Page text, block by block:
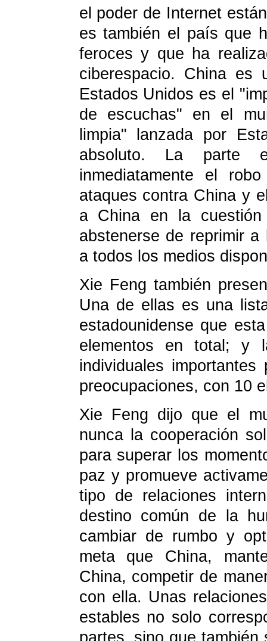
el poder de Internet
es también el país que
feroces y que ha
ciberespacio. China es
Estados Unidos es el
de escuchas" en el
limpia" lanzada por
absoluto. La parte
inmediatamente el
ataques contra China y
a China en la
abstenerse de reprimir
a todos los medios
Xie Feng también
Una de ellas es una
estadounidense que
elementos en total; y
individuales
preocupaciones, con 10
Xie Feng dijo que el
nunca la cooperación
para superar los
paz y promueve
tipo de relaciones
destino común de la
cambiar de rumbo y
meta que China,
China, competir de
con ella. Unas
estables no solo
partes, sino que